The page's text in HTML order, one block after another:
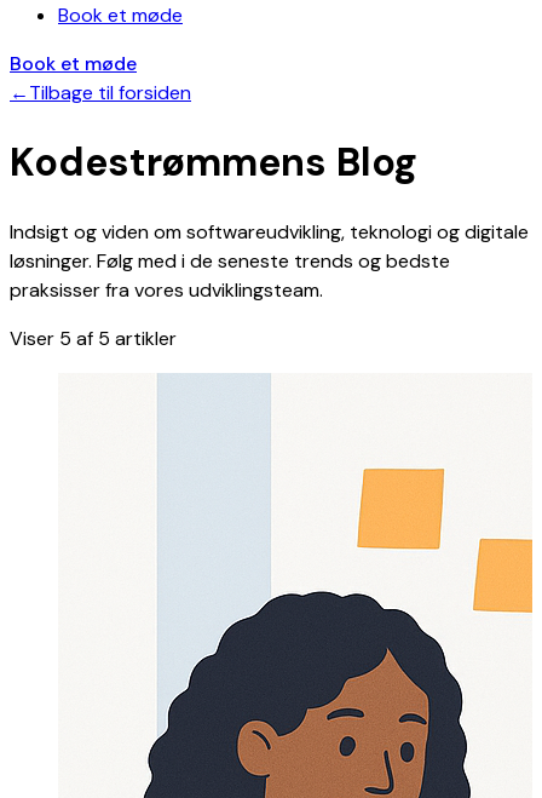
Book et møde
Book et møde
←Tilbage til forsiden
Kodestrømmens Blog
Indsigt og viden om softwareudvikling, teknologi og digitale
løsninger. Følg med i de seneste trends og bedste
praksisser fra vores udviklingsteam.
Viser 5 af 5 artikler